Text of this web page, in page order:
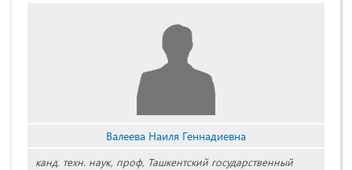
Валеева Наиля Геннадиевна
канд. техн. наук, проф, Ташкентский государственный